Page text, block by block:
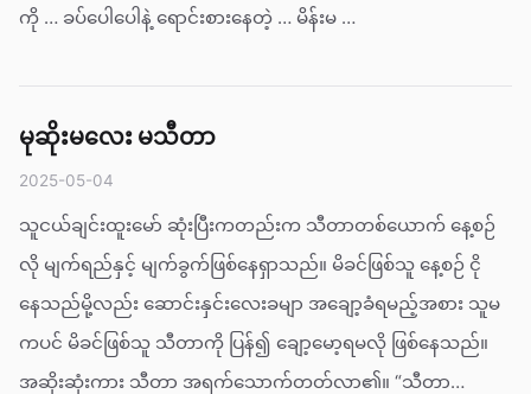
ကို … ခပ်ပေါပေါနဲ့ ရောင်းစားနေတဲ့ … မိန်းမ …
မုဆိုးမလေး မသီတာ
2025-05-04
သူငယ်ချင်းထူးမော် ဆုံးပြီးကတည်းက သီတာတစ်ယောက် နေ့စဉ်
လို မျက်ရည်နှင့် မျက်ခွက်ဖြစ်နေရှာသည်။ မိခင်ဖြစ်သူ နေ့စဉ် ငို
နေသည်မို့လည်း ဆောင်းနှင်းလေးခမျာ အချော့ခံရမည့်အစား သူမ
ကပင် မိခင်ဖြစ်သူ သီတာကို ပြန်၍ ချော့မော့ရမလို ဖြစ်နေသည်။
အဆိုးဆုံးကား သီတာ အရက်သောက်တတ်လာ၏။ “သီတာ…